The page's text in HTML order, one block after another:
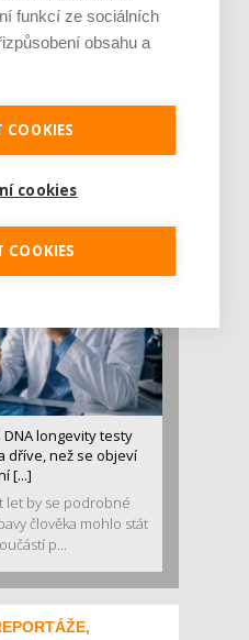
Znáte nejčastějš [...]
ně...
longevity testy
dříve, než se objeví
[...]
let by se podrobné
člověka mohlo stát
p...
funkcí ze sociálních
obsahu a
COOKIES
cookies
COOKIES